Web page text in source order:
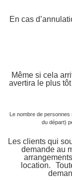
En cas
Même si cela
avertira le plus
Le nombre de personnes
du départ)
Les clients qui
demande au
location.